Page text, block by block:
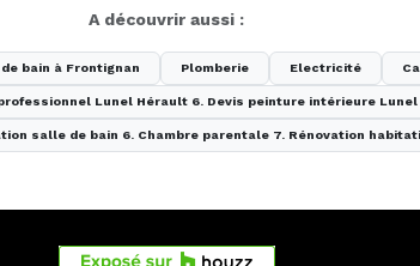
A découvrir aussi :
bain à Frontignan Plomberie Electricité
Lunel Hérault 6. Devis peinture intérieure
salle de bain 6. Chambre parentale 7. Rénovation